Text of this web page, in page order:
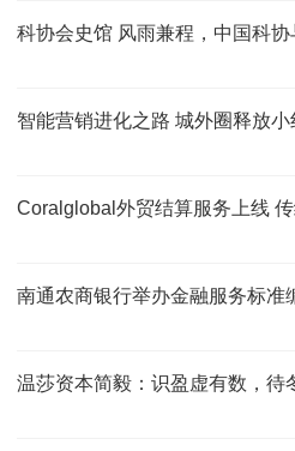
科协会史馆 风雨兼程，中国科
智能营销进化之路 城外圈释放
Coralglobal外贸结算服务上线
南通农商银行举办金融服务标准
温莎资本简毅：识盈虚有数，待